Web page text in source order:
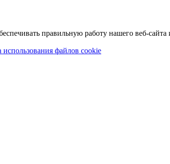
правильную работу нашего веб-сайта
использования файлов cookie